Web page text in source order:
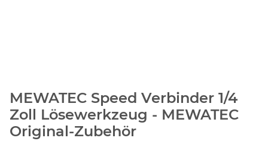
MEWATEC Speed Verbinder 1/4
Zoll Lösewerkzeug - MEWATEC
Original-Zubehör